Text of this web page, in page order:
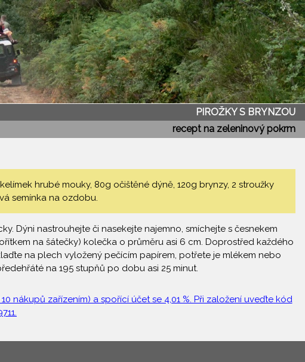
PIROŽKY S BRYNZOU
recept na zeleninový pokrm
hrubé mouky, 80g očištěné dýně, 120g brynzy, 2 stroužky
semínka na ozdobu.
Dýni nastrouhejte či nasekejte najemno, smíchejte s česnekem
na šátečky) kolečka o průměru asi 6 cm. Doprostřed každého
na plech vyložený pečícím papírem, potřete je mlékem nebo
na 195 stupňů po dobu asi 25 minut.
nákupů zařízením) a spořící účet se 4,01 %. Při založení uveďte kód